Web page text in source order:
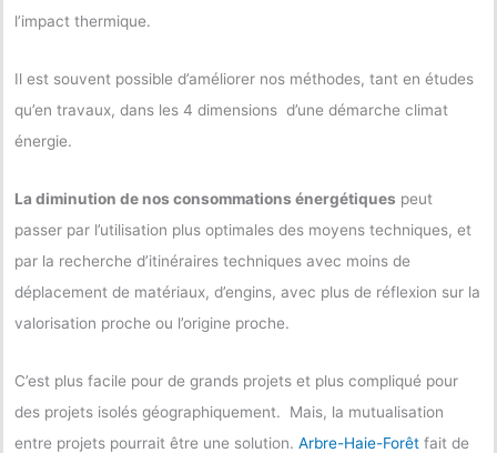
l’impact thermique.
Il est souvent possible d’améliorer nos méthodes, tant en études
qu’en travaux, dans les 4 dimensions d’une démarche climat
énergie.
La diminution de nos consommations énergétiques peut
passer par l’utilisation plus optimales des moyens techniques, et
par la recherche d’itinéraires techniques avec moins de
déplacement de matériaux, d’engins, avec plus de réflexion sur la
valorisation proche ou l’origine proche.
C’est plus facile pour de grands projets et plus compliqué pour
des projets isolés géographiquement. Mais, la mutualisation
entre projets pourrait être une solution. Arbre-Haie-Forêt fait de